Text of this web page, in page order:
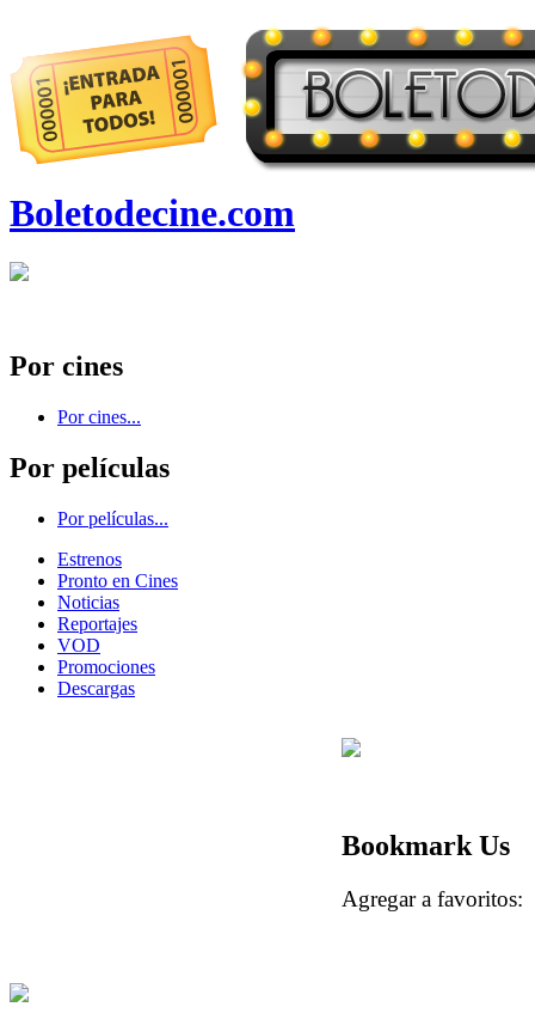
Boletodecine.com
Por cines
Por cines...
Por películas
Por películas...
Estrenos
Pronto en Cines
Noticias
Reportajes
VOD
Promociones
Descargas
Bookmark Us
Agregar a